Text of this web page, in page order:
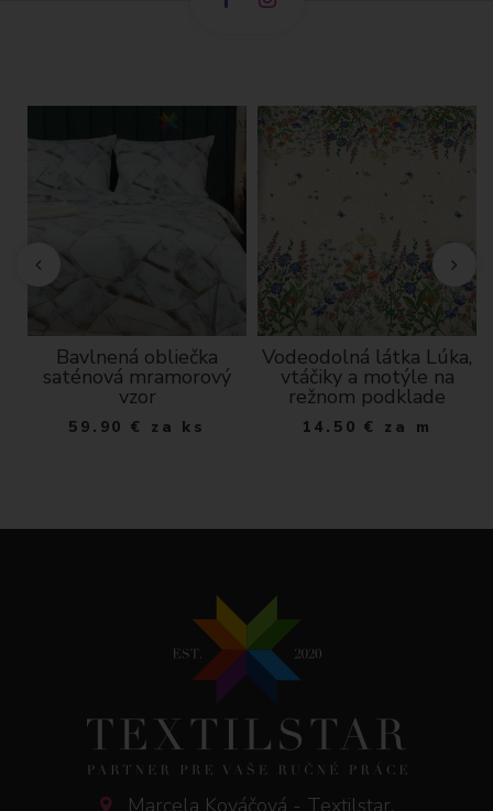
Bavlnená obliečka
saténová mramorový
vzor
59.90 € za ks
Vodeodolná látka Lúka,
vtáčiky a motýle na
režnom podklade
14.50 € za m
Marcela Kováčová - Textilstar,